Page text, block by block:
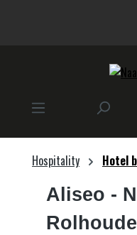
Hospitality Hotel
Aliseo -